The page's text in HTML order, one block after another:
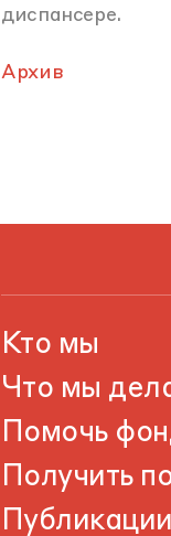
диспансере.
Архив
Кто мы
Что мы
Помочь
Получить
Публикации